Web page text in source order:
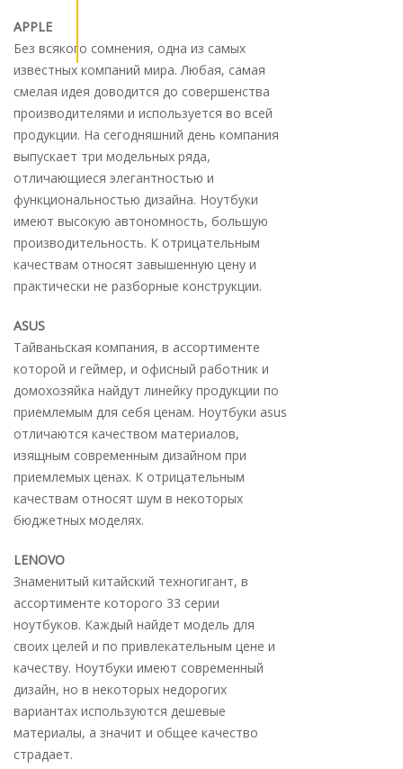
APPLE
Без всякого сомнения, одна из самых
известных компаний мира. Любая, самая
смелая идея доводится до совершенства
производителями и используется во всей
продукции. На сегодняшний день компания
выпускает три модельных ряда,
отличающиеся элегантностью и
функциональностью дизайна. Ноутбуки
имеют высокую автономность, большую
производительность. К отрицательным
качествам относят завышенную цену и
практически не разборные конструкции.
ASUS
Тайваньская компания, в ассортименте
которой и геймер, и офисный работник и
домохозяйка найдут линейку продукции по
приемлемым для себя ценам. Ноутбуки asus
отличаются качеством материалов,
изящным современным дизайном при
приемлемых ценах. К отрицательным
качествам относят шум в некоторых
бюджетных моделях.
LENOVO
Знаменитый китайский техногигант, в
ассортименте которого 33 серии
ноутбуков. Каждый найдет модель для
своих целей и по привлекательным цене и
качеству. Ноутбуки имеют современный
дизайн, но в некоторых недорогих
вариантах используются дешевые
материалы, а значит и общее качество
страдает.